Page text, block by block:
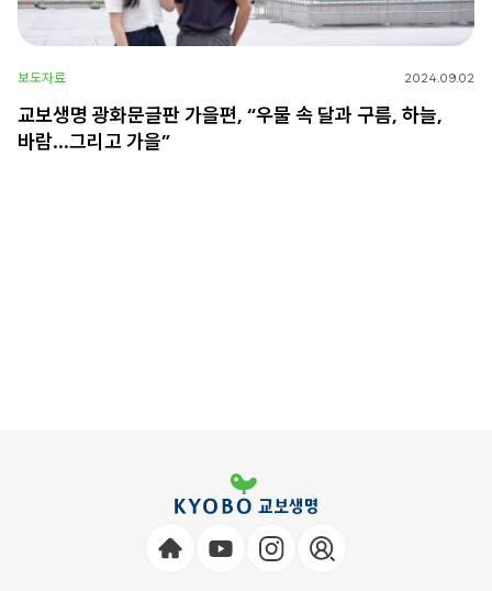
보도자료 2024.09.02
교보생명 광화문글판 가을편, “우물 속 달과 구름, 하늘,
바람…그리고 가을”